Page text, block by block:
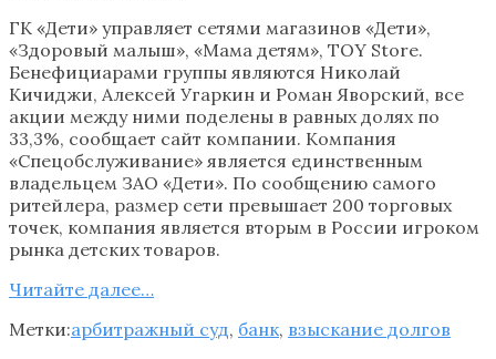
ГК «Дети» управляет сетями магазинов «Дети»,
«Здоровый малыш», «Мама детям», TOY Store.
Бенефициарами группы являются Николай
Кичиджи, Алексей Угаркин и Роман Яворский, все
акции между ними поделены в равных долях по
33,3%, сообщает сайт компании. Компания
«Спецобслуживание» является единственным
владельцем ЗАО «Дети». По сообщению самого
ритейлера, размер сети превышает 200 торговых
точек, компания является вторым в России игроком
рынка детских товаров.
Читайте далее…
Метки:арбитражный суд, банк, взыскание долгов